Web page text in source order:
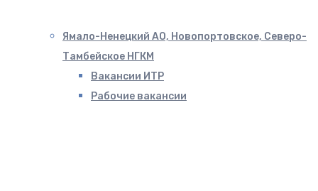
Ямало-Ненецкий АО, Новопортовское, Северо-
Тамбейское НГКМ
Вакансии ИТР
Рабочие вакансии